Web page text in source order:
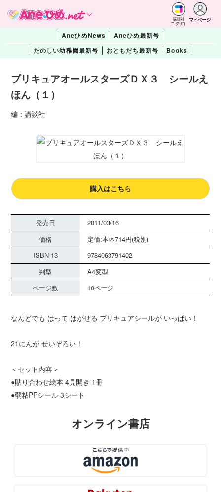
講談社
コクリコ
マイページ
AneひめNews
Aneひめ最新号
たのしい幼稚園最新号
おともだち最新号 Books
プリキュアオールスターズＤＸ３ シールえ
ほん（１）
編：講談社
購入はこちら
発売日
2011/03/16
価格
定価:本体714円(税別)
ISBN-13
9784063791402
判型
A4変型
ページ数
10ページ
なんどでも はって はがせる プリキュアシールが いっぱい！
21にんが せいぞろい！
＜セット内容＞
●貼り合わせ絵本 4見開き 1冊
●弱粘PPシール 3シート
オンライン書店